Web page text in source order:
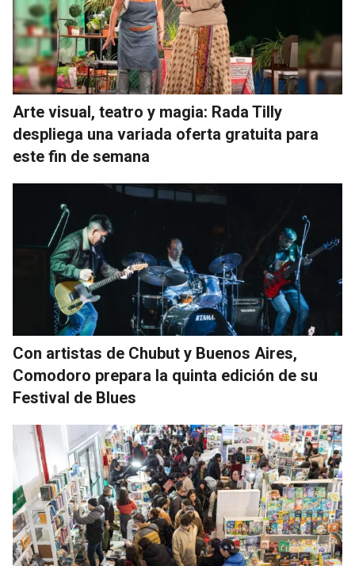
Arte visual, teatro y magia: Rada Tilly
despliega una variada oferta gratuita para
este fin de semana
Con artistas de Chubut y Buenos Aires,
Comodoro prepara la quinta edición de su
Festival de Blues